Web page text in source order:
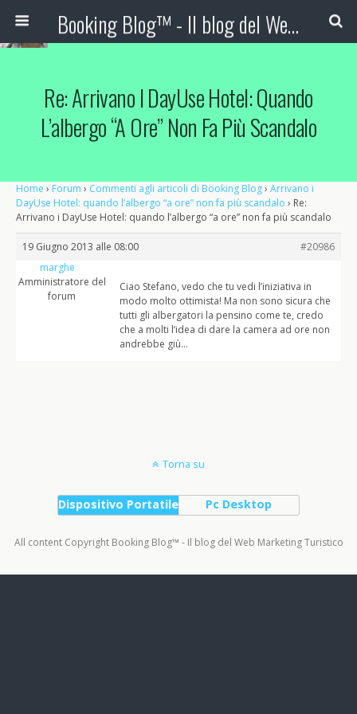
Booking Blog™ - Il blog del Web Marketing Turistico
Re: Arrivano I DayUse Hotel: Quando
L’albergo “a Ore” Non Fa Più Scandalo
Home › Forum › Commenti agli articoli di Booking Blog› Arrivano i
DayUse Hotel: quando l’albergo “a ore” non fa più scandalo › Re:
Arrivano i DayUse Hotel: quando l’albergo “a ore” non fa più scandalo
19 Giugno 2013 alle 08:00
#20986
marghe
Amministratore del
forum
Ciao Stefano, vedo che tu vedi l’iniziativa in
modo molto ottimista! Ma non sono sicura che
tutti gli albergatori la pensino come te, credo
che a molti l’idea di dare la camera ad ore non
andrebbe giù…
Torna su
Dispositivo Portatile Pc Desktop
All content Copyright Booking Blog™ - Il blog del Web Marketing Turistico